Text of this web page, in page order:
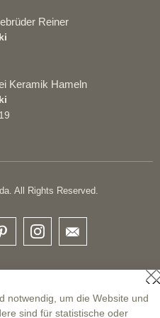
Reiner
Keramik Hameln
All Rights Reserved.
notwendig, um die Website und
sind für statistische oder